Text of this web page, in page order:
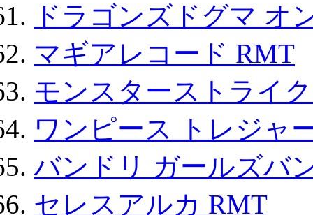
ドラゴンズドグマ オ
マギアレコード RMT
モンスターストライ
ワンピース トレジャ
バンドリ ガールズバ
セレスアルカ RMT